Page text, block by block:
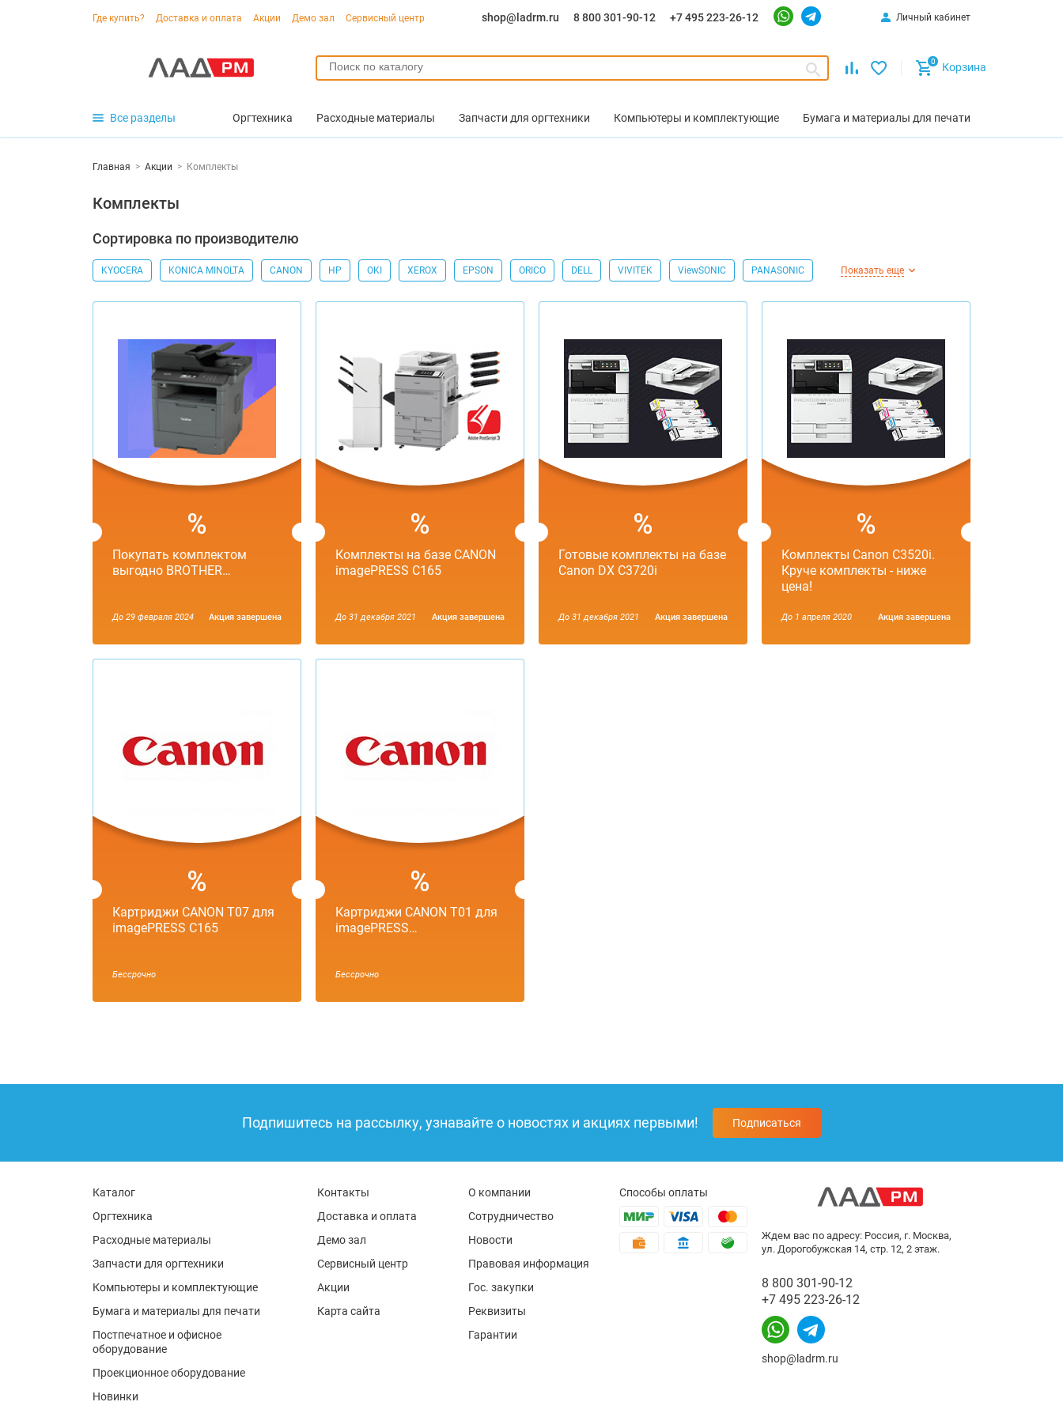
Где купить? Доставка и оплата Акции Демо зал Сервисный центр shop@ladrm.ru 8 800 301-90-12 +7 495 223-26-12 Личный кабинет
0 Корзина
Все разделы Оргтехника Расходные материалы Запчасти для оргтехники Компьютеры и комплектующие Бумага и материалы для печати
Главная > Акции > Комплекты
Комплекты
Сортировка по производителю
KYOCERA KONICA MINOLTA CANON HP OKI XEROX EPSON ORICO DELL VIVITEK ViewSONIC PANASONIC Показать еще
Покупать комплектом
выгодно BROTHER…
До 29 февраля 2024 Aкция завершена
Комплекты на базе CANON
imagePRESS C165
До 31 декабря 2021 Aкция завершена
Готовые комплекты на базе
Canon DX C3720i
До 31 декабря 2021 Aкция завершена
Комплекты Canon C3520i.
Круче комплекты - ниже
цена!
До 1 апреля 2020 Aкция завершена
Картриджи CANON T07 для
imagePRESS C165
Бессрочно
Картриджи CANON T01 для
imagePRESS…
Бессрочно
Подпишитесь на рассылку, узнавайте о новостях и акциях первыми! Подписаться
Каталог
Оргтехника
Расходные материалы
Запчасти для оргтехники
Компьютеры и комплектующие
Бумага и материалы для печати
Постпечатное и офисное
оборудование
Проекционное оборудование
Новинки
Контакты
Доставка и оплата
Демо зал
Сервисный центр
Акции
Карта сайта
О компании
Сотрудничество
Новости
Правовая информация
Гос. закупки
Реквизиты
Гарантии
Способы оплаты
Ждем вас по адресу: Россия, г. Москва,
ул. Дорогобужская 14, стр. 12, 2 этаж.
8 800 301-90-12
+7 495 223-26-12
shop@ladrm.ru